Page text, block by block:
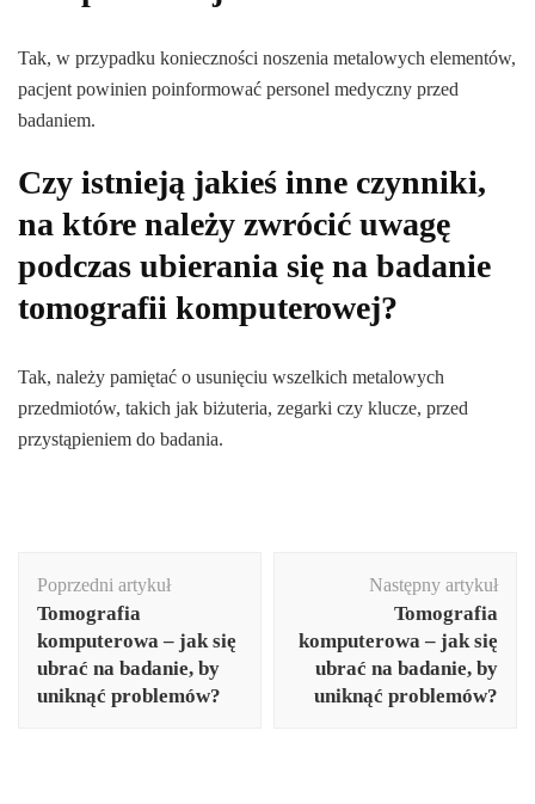
Tak, w przypadku konieczności noszenia metalowych elementów,
pacjent powinien poinformować personel medyczny przed
badaniem.
Czy istnieją jakieś inne czynniki,
na które należy zwrócić uwagę
podczas ubierania się na badanie
tomografii komputerowej?
Tak, należy pamiętać o usunięciu wszelkich metalowych
przedmiotów, takich jak biżuteria, zegarki czy klucze, przed
przystąpieniem do badania.
wpisu
Poprzedni artykuł
Tomografia
komputerowa – jak się
ubrać na badanie, by
uniknąć problemów?
Następny artykuł
Tomografia
komputerowa – jak się
ubrać na badanie, by
uniknąć problemów?